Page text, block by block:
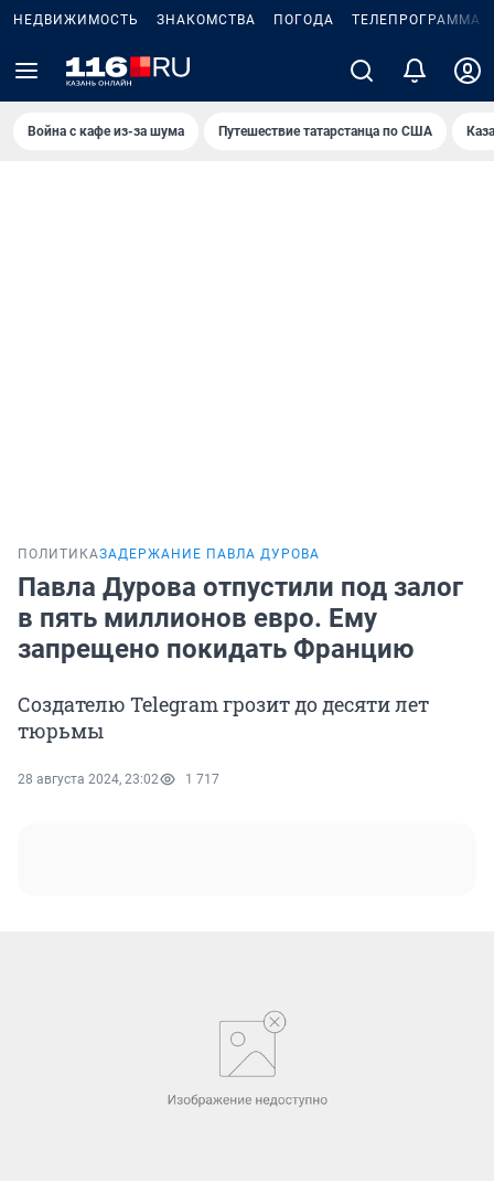
НЕДВИЖИМОСТЬ ЗНАКОМСТВА ПОГОДА ТЕЛЕПРОГРАММА
Война с кафе из-за шума Путешествие татарстанца по США
ПОЛИТИКАЗАДЕРЖАНИЕ ПАВЛА ДУРОВА
Павла Дурова отпустили под залог
в пять миллионов евро. Ему
запрещено покидать Францию
Создателю Telegram грозит до десяти лет
тюрьмы
28 августа 2024, 23:02 1 717